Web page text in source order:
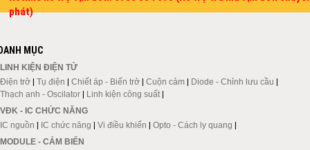
phát)
MỤC
LINH KIỆN ĐIỆN TỬ
Điện trở | Tụ điện | Chiết áp - Biến trở | Cuộn cảm | Diode - Chỉnh lưu cầu |
Thạch anh - Oscilator | Linh kiện công suất |
VĐK - IC CHỨC NĂNG
IC nguồn | IC chức năng | Vi điều khiển | Opto - Cách ly quang |
MODULE - CẢM BIẾN